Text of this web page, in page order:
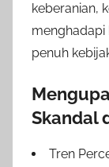
keberanian,
menghadapi
penuh
Skandal
Tren